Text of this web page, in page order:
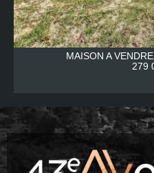
MAISON A VENDRE
279